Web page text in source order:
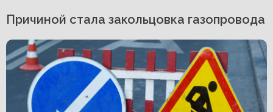
Причиной стала закольцовка газопровода